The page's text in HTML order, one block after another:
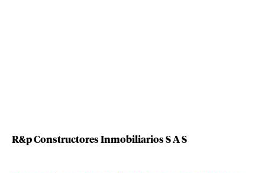
R&p Constructores Inmobiliarios S A S